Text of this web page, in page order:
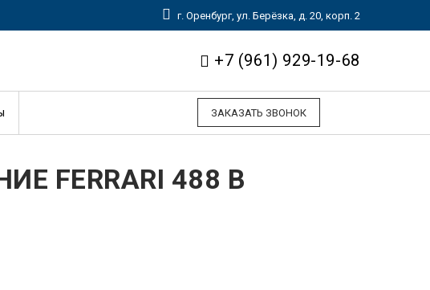
г. Оренбург, ул. Берёзка, д. 20, корп. 2
+7 (961) 929-19-68
ЗАКАЗАТЬ ЗВОНОК
FERRARI 488 В